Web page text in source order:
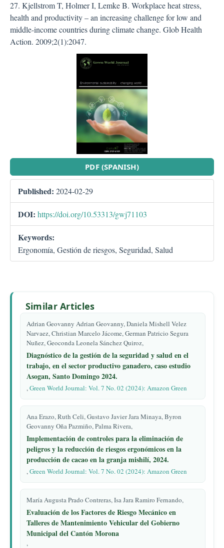
PDF (SPANISH)
Published: 2024-02-29
DOI: https://doi.org/10.53313/gwj71103
Keywords:
Ergonomía, Gestión de riesgos, Seguridad, Salud
27. Kjellstrom T, Holmer I, Lemke B. Workplace heat stress,
health and productivity – an increasing challenge for low and
middle-income countries during climate change. Glob Health
Action. 2009;2(1):2047.
Similar Articles
Adrian Geovanny Adrian Geovanny, Daniela Mishell Velez
Narvaez, Christian Marcelo Jácome, German Patricio Segura
Nuñez, Geoconda Leonela Sánchez Quiroz,
Diagnóstico de la gestión de la seguridad y salud en el
trabajo, en el sector productivo ganadero, caso estudio
Asogan, Santo Domingo 2024.
,Green World Journal: Vol. 7 No. 02 (2024): Amazon Green
Ana Erazo, Ruth Celi, Gustavo Javier Jara Minaya, Byron
Geovanny Oña Pazmiño, Palma Rivera,
Implementación de controles para la eliminación de
peligros y la reducción de riesgos ergonómicos en la
producción de cacao en la granja mishilí, 2024.
,Green World Journal: Vol. 7 No. 02 (2024): Amazon Green
María Augusta Prado Contreras, Isa Jara Ramiro Fernando,
Evaluación de los Factores de Riesgo Mecánico en
Talleres de Mantenimiento Vehicular del Gobierno
Municipal del Cantón Morona
,